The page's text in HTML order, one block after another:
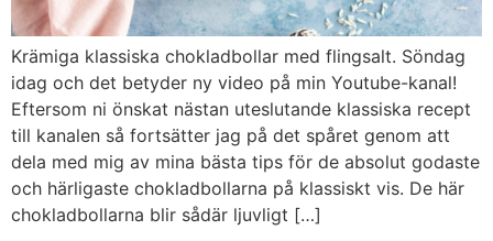
Krämiga klassiska chokladbollar med flingsalt. Söndag
idag och det betyder ny video på min Youtube-kanal!
Eftersom ni önskat nästan uteslutande klassiska recept
till kanalen så fortsätter jag på det spåret genom att
dela med mig av mina bästa tips för de absolut godaste
och härligaste chokladbollarna på klassiskt vis. De här
chokladbollarna blir sådär ljuvligt […]